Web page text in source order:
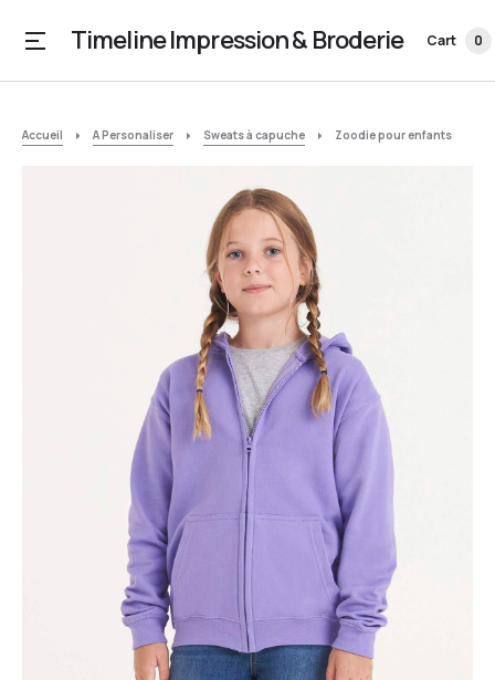
Timeline Impression & Broderie Cart 0
Accueil A Personaliser Sweats à capuche Zoodie pour enfants